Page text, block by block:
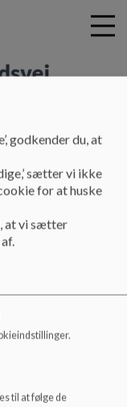
og skabeloner
I gode råd og
Frb.
godkender du, at
sætter vi ikke
for at huske
at vi sætter
til at følge de